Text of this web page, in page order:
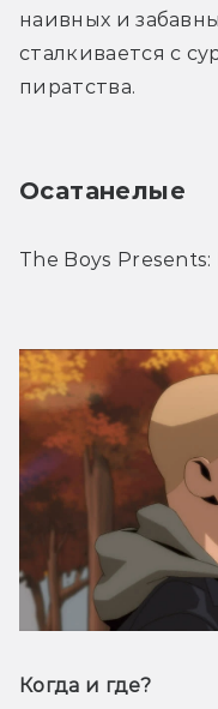
наивных и
сталкивается с
пиратства.
Осатанелые
The Boys Presents:
Когда и где?